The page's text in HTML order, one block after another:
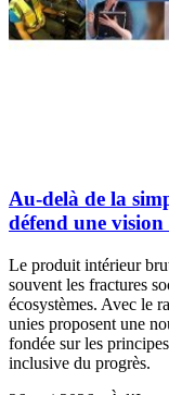
Au-delà de la
défend une
Le produit intérieur
souvent les fractures
écosystèmes. Avec le
unies proposent une
fondée sur les
inclusive du progrès.